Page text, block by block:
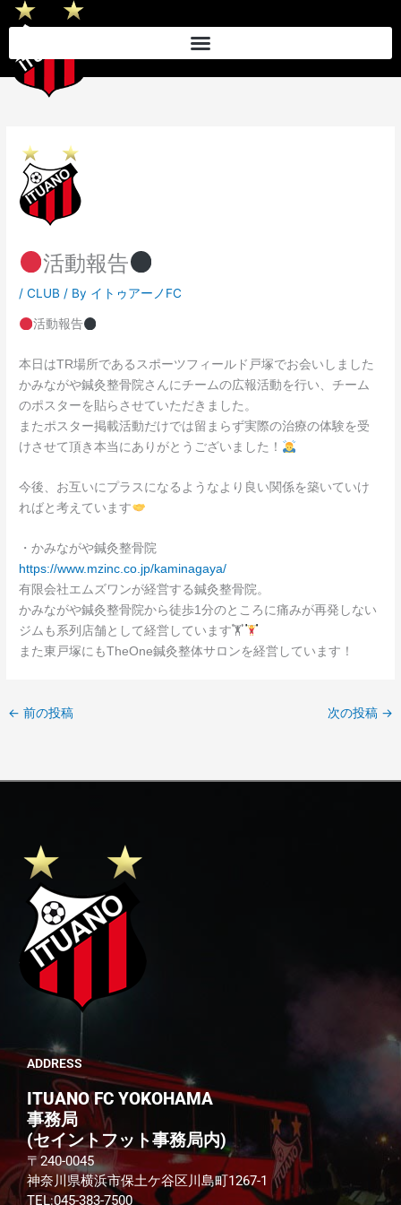
容
活動報告
/CLUB / By イトゥアーノFC
活動報告
本日はTR場所であるスポーツフィールド戸塚でお会いしました
かみながや鍼灸整骨院さんにチームの広報活動を行い、チーム
のポスターを貼らさせていただきました。
またポスター掲載活動だけでは留まらず実際の治療の体験を受
けさせて頂き本当にありがとうございました！
今後、お互いにプラスになるようなより良い関係を築いていけ
ればと考えています
・かみながや鍼灸整骨院
https://www.mzinc.co.jp/kaminagaya/
有限会社エムズワンが経営する鍼灸整骨院。
かみながや鍼灸整骨院から徒歩1分のところに痛みが再発しない
ジムも系列店舗として経営しています🏋
また東戸塚にもTheOne鍼灸整体サロンを経営しています！
← 前の投稿 次の投稿 →
ADDRESS
ITUANO FC YOKOHAMA
事務局
(セイントフット事務局内)
〒240-0045
神奈川県横浜市保土ケ谷区川島町1267-1
TEL:045-383-7500